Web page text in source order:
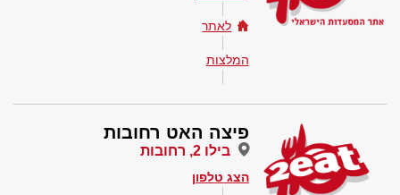
לאתר
המלצות
פיצה האט רחובות
בילו 2, רחובות
הצג טלפון